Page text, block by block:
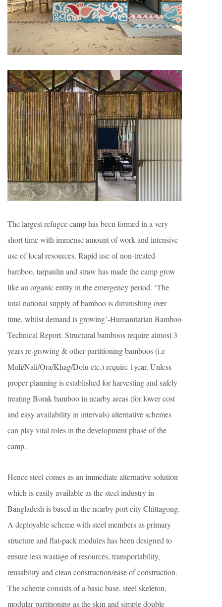
The largest refugee camp has been formed in a very
short time with immense amount of work and intensive
use of local resources. Rapid use of non-treated
bamboo, tarpaulin and straw has made the camp grow
like an organic entity in the emergency period. ‘The
total national supply of bamboo is diminishing over
time, whilst demand is growing’-Humanitarian Bamboo
Technical Report. Structural bamboos require almost 3
years re-growing & other partitioning bamboos (i.e
Muli/Nali/Ora/Khag/Dolu etc.) require 1year. Unless
proper planning is established for harvesting and safely
treating Borak bamboo in nearby areas (for lower cost
and easy availability in intervals) alternative schemes
can play vital roles in the development phase of the
camp.
Hence steel comes as an immediate alternative solution
which is easily available as the steel industry in
Bangladesh is based in the nearby port city Chittagong.
A deployable scheme with steel members as primary
structure and flat-pack modules has been designed to
ensure less wastage of resources, transportability,
reusability and clean construction/ease of construction.
The scheme consists of a basic base, steel skeleton,
modular partitioning as the skin and simple double